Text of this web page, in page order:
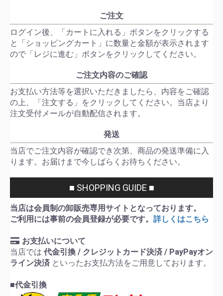
ご注文
ログイン後、「カートに入れる」ボタンをクリックする
と「ショッピングカート」に数量と金額が表示されます
ので「レジに進む」ボタンをクリックしてください。
ご注文内容のご確認
お支払い方法等を選択いただきましたら、内容をご確認
の上、「注文する」をクリックしてください。当店より
注文受付メールが自動配信されます。
発送
当店でご注文内容が確認でき次第、商品の発送準備に入
ります。お届けまで今しばらくお待ちください。
■ SHOPPING GUIDE ■
当店は会員制の卸販売専用サイトとなっております。
ご利用には事前の会員登録が必要です。 詳しくはこちら
お支払いについて
当店では 代金引換 / クレジットカード決済 / PayPayオン
ライン決済 といったお支払方法をご用意しております。
■代金引換